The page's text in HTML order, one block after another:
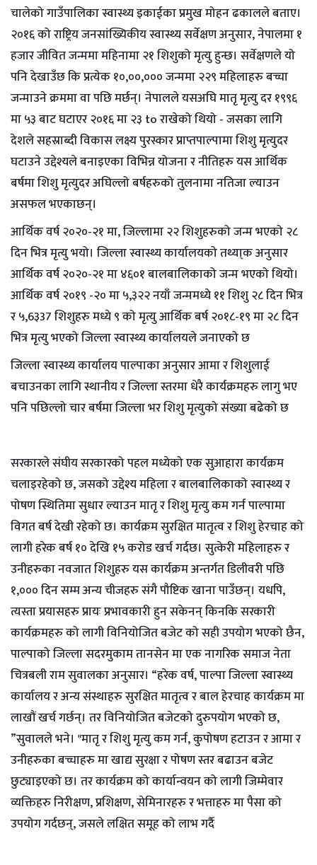
चालेको गाउँपालिका स्वास्थ्य इकाईका प्रमुख मोहन ढकालले बताए।
२०१६ को राष्ट्रिय जनसांख्यिकीय स्वास्थ्य सर्वेक्षण अनुसार, नेपालमा १
हजार जीवित जन्ममा महिनामा २१ शिशुको मृत्यु हुन्छ। सर्वेक्षणले यो
पनि देखाउँछ कि प्रत्येक १०,००,००० जन्ममा २२९ महिलाहरु बच्चा
जन्माउने क्रममा वा पछि मर्छन्। नेपालले यसअघि मातृ मृत्यु दर १९९६
मा ५३ बाट घटाएर २०१६ मा २३ to राखेको थियो - जसका लागि
देशले सहस्राब्दी विकास लक्ष्य पुरस्कार प्राप्तपाल्पामा शिशु मृत्युदर
घटाउने उद्देश्यले बनाइएका विभिन्न योजना र नीतिहरु यस आर्थिक
बर्षमा शिशु मृत्युदर अघिल्लो बर्षहरुको तुलनामा नतिजा ल्याउन
असफल भएकाछन्।
आर्थिक वर्ष २०२०-२१ मा, जिल्लामा २२ शिशुहरुको जन्म भएको २८
दिन भित्र मृत्यु भयो। जिल्ला स्वास्थ्य कार्यालयको तथ्या्क अनुसार
आर्थिक वर्ष २०२०-२१ मा ४६०१ बालबालिकाको जन्म भएको थियो।
आर्थिक वर्ष २०१९ -२० मा ५,३२२ नयाँ जन्ममध्ये ११ शिशु २८ दिन भित्र
र ५,6३37 शिशुहरु मध्ये ९ को मृत्यु आर्थिक बर्ष २०१८-१९ मा २८ दिन
भित्र मृत्यु भएको जिल्ला स्वास्थ्य कार्यालयले जनाएको छ
जिल्ला स्वास्थ्य कार्यालय पाल्पाका अनुसार आमा र शिशुलाई
बचाउनका लागि स्थानीय र जिल्ला स्तरमा धेरै कार्यक्रमहरु लागु भए
पनि पछिल्लो चार बर्षमा जिल्ला भर शिशु मृत्युको संख्या बढेको छ
सरकारले संघीय सरकारको पहल मध्येको एक सुआहारा कार्यक्रम
चलाइरहेको छ, जसको उद्देश्य महिला र बालबालिकाको स्वास्थ्य र
पोषण स्थितिमा सुधार ल्याउन मातृ र शिशु मृत्यु कम गर्न पाल्पामा
विगत बर्ष देखी रहेको छ। कार्यक्रम सुरक्षित मातृत्व र शिशु हेरचाह को
लागी हरेक बर्ष १० देखि १५ करोड खर्च गर्दछ। सुत्केरी महिलाहरु र
उनीहरुका नवजात शिशुहरु यस कार्यक्रम अन्तर्गत डिलीवरी पछि
१,००० दिन सम्म अन्य चीजहरु संगै पौष्टिक खाना पाउँछन्। यधपि,
त्यस्ता प्रयासहरु प्रायः प्रभावकारी हुन सकेनन् किनकि सरकारी
कार्यक्रमहरु को लागी विनियोजित बजेट को सही उपयोग भएको छैन,
पाल्पाको जिल्ला सदरमुकाम तानसेन मा एक नागरिक समाज नेता
चित्रबली राम सुवालका अनुसार। “हरेक वर्ष, पाल्पा जिल्ला स्वास्थ्य
कार्यालय र अन्य संस्थाहरु सुरक्षित मातृत्व र बाल हेरचाह कार्यक्रम मा
लाखौं खर्च गर्छन्। तर विनियोजित बजेटको दुरुपयोग भएको छ,
”सुवालले भने। "मातृ र शिशु मृत्यु कम गर्न, कुपोषण हटाउन र आमा र
उनीहरुका बच्चाहरु मा खाद्य सुरक्षा र पोषण स्तर बढाउन बजेट
छुट्याइएको छ। तर कार्यक्रम को कार्यान्वयन को लागी जिम्मेवार
व्यक्तिहरु निरीक्षण, प्रशिक्षण, सेमिनारहरु र भत्ताहरु मा पैसा को
उपयोग गर्दछन्, जसले लक्षित समूह को लाभ गर्दै